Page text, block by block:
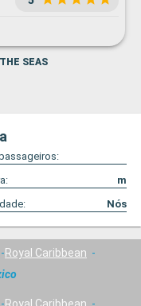
SEAS
m
Nós
Royal Caribbean